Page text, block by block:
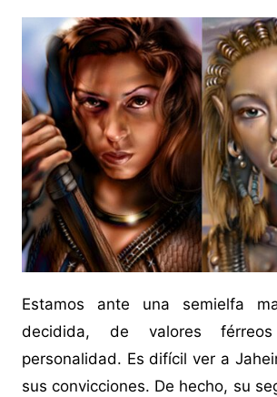
Estamos ante una semielfa
decidida, de valores
personalidad. Es difícil ver a
sus convicciones. De hecho, su